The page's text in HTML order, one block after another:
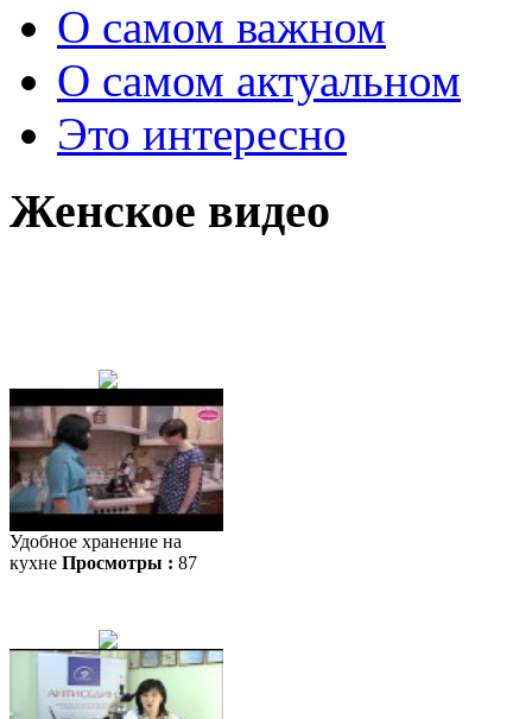
О самом важном
О самом актуальном
Это интересно
Женское видео
Удобное хранение на
кухне Просмотры : 87